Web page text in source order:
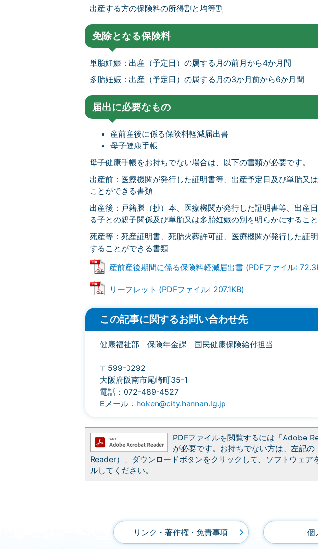
出産する方の保険料の所得割と均等割
免除となる保険料
単胎妊娠：出産（予定日）の属する月の前月から4か月間
多胎妊娠：出産（予定日）の属する月の3か月前から6か月間
届出に必要なもの
産前産後に係る保険料軽減届出書
母子健康手帳
母子健康手帳をお持ちでない場合は、以下の書類が必要です。
出産前：医療機関が発行した証明書等、出産予定日及び単胎又
ことができる書類
出産後：戸籍謄（抄）本、医療機関が発行した証明書等、出産
る子との親子関係及び単胎又は多胎妊娠の別を明らかにするこ
死産等：死産証明書、死胎火葬許可証、医療機関が発行した証
することができる書類
産前産後期間に係る保険料軽減届出書 (PDFファイル:
リーフレット (PDFファイル: 207.1KB)
この記事に関するお問い合わせ先
健康福祉部 保険年金課 国民健康保険給付担当
〒599-0292
大阪府阪南市尾崎町35-1
電話：072-489-4527
Eメール： hoken@city.hannan.lg.jp
PDFファイルを閲覧するには「Adobe
が必要です。お持ちでない方は、左記
Reader）」ダウンロードボタンをクリックして、ソフトウェア
ルしてください。
リンク・著作権・免責事項 個